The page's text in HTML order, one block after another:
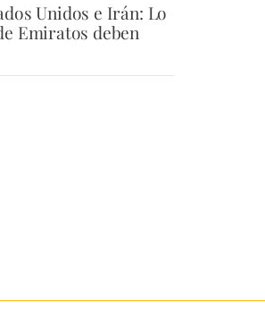
Unidos e Irán: Lo
Emiratos deben